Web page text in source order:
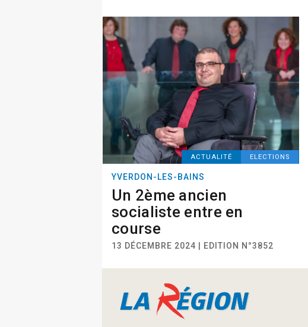
ACTUALITÉ ELECTIONS
YVERDON-LES-BAINS
Un 2ème ancien
socialiste entre en
course
13 DÉCEMBRE 2024 | EDITION N°3852